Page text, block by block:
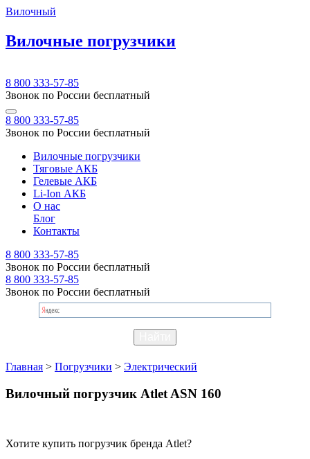
Вилочный
Вилочные погрузчики
8 800 333-57-85
Звонок по России бесплатный
8 800 333-57-85
Звонок по России бесплатный
Вилочные погрузчики
Тяговые АКБ
Гелевые АКБ
Li-Ion АКБ
О нас
Блог
Контакты
8 800 333-57-85
Звонок по России бесплатный
8 800 333-57-85
Звонок по России бесплатный
Главная > Погрузчики > Электрический
Вилочный погрузчик Atlet ASN 160
Хотите купить погрузчик бренда Atlet?